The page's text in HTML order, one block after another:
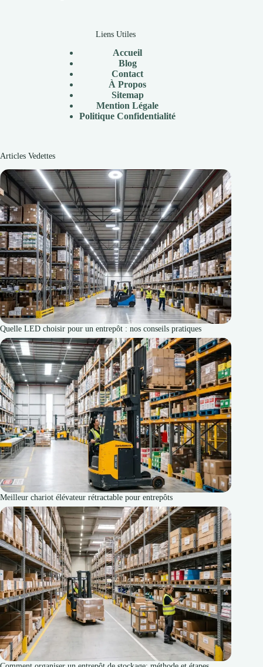
Liens Utiles
Accueil
Blog
Contact
À Propos
Sitemap
Mention Légale
Politique Confidentialité
Articles Vedettes
Quelle LED choisir pour un entrepôt : nos conseils pratiques
Meilleur chariot élévateur rétractable pour entrepôts